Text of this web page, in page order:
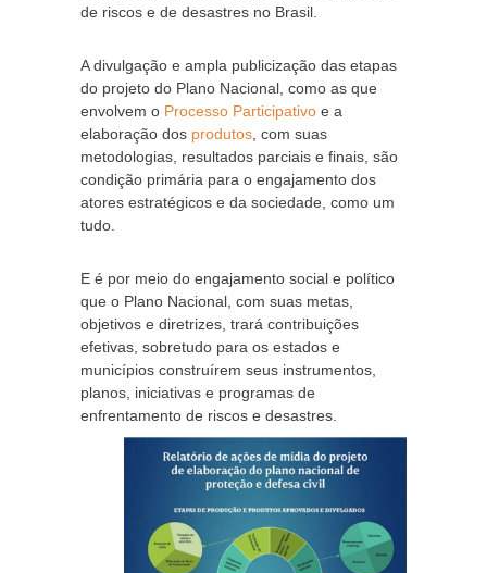
de riscos e de desastres no Brasil.
A divulgação e ampla publicização das etapas
do projeto do Plano Nacional, como as que
envolvem o Processo Participativo e a
elaboração dos produtos, com suas
metodologias, resultados parciais e finais, são
condição primária para o engajamento dos
atores estratégicos e da sociedade, como um
tudo.
E é por meio do engajamento social e político
que o Plano Nacional, com suas metas,
objetivos e diretrizes, trará contribuições
efetivas, sobretudo para os estados e
municípios construírem seus instrumentos,
planos, iniciativas e programas de
enfrentamento de riscos e desastres.